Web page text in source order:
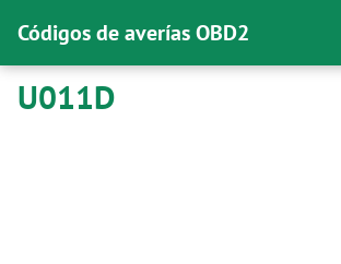
Códigos de averías OBD2
U011D